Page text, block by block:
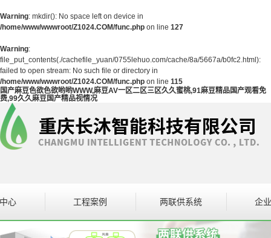
Warning: mkdir(): No space left on device in
/home/www/wwwroot/Z1024.COM/func.php on line 127
Warning:
file_put_contents(./cachefile_yuan/0755lehuo.com/cache/8a/5667a/b0fc2.html):
failed to open stream: No such file or directory in
/home/www/wwwroot/Z1024.COM/func.php on line 115
国产麻豆色欲色欲哟哟WWW,麻豆AV一区二区三区久久蜜桃,91麻豆精品国产观看免
费,99久久麻豆国产精品视情况
心
备
工程案例
案例展示
两联供系统 企